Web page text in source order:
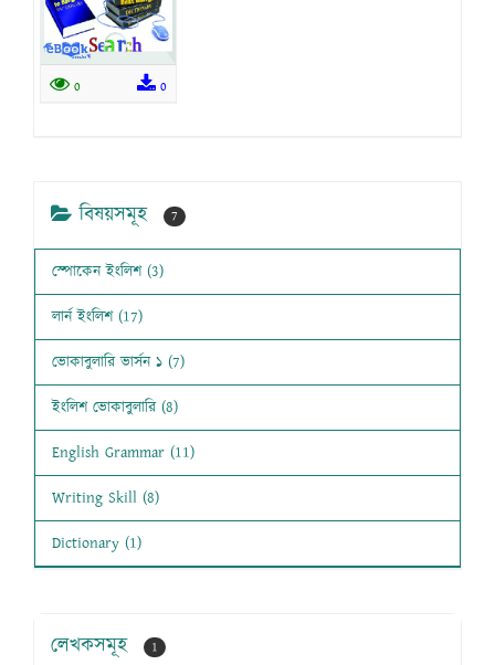
0 0
বিষয়সমূহ 7
স্পোকেন ইংলিশ (3)
লার্ন ইংলিশ (17)
ভোকাবুলারি ভার্সন ১ (7)
ইংলিশ ভোকাবুলারি (8)
English Grammar (11)
Writing Skill (8)
Dictionary (1)
লেখকসমূহ 1